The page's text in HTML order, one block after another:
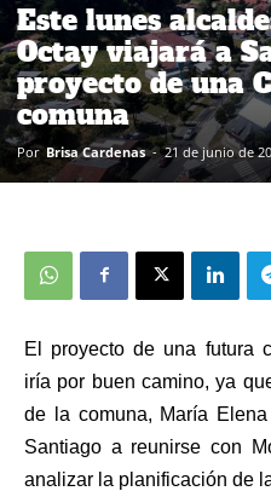
Este lunes
Octay viajará a
proyecto de una
comuna
Por Brisa Cardenas - 21 de junio de
El proyecto de una futura
iría por buen camino, ya
de la comuna, María
Santiago a reunirse con
analizar la planificación de